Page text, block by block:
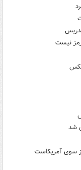
نیست
شد
سوی آمریکاست